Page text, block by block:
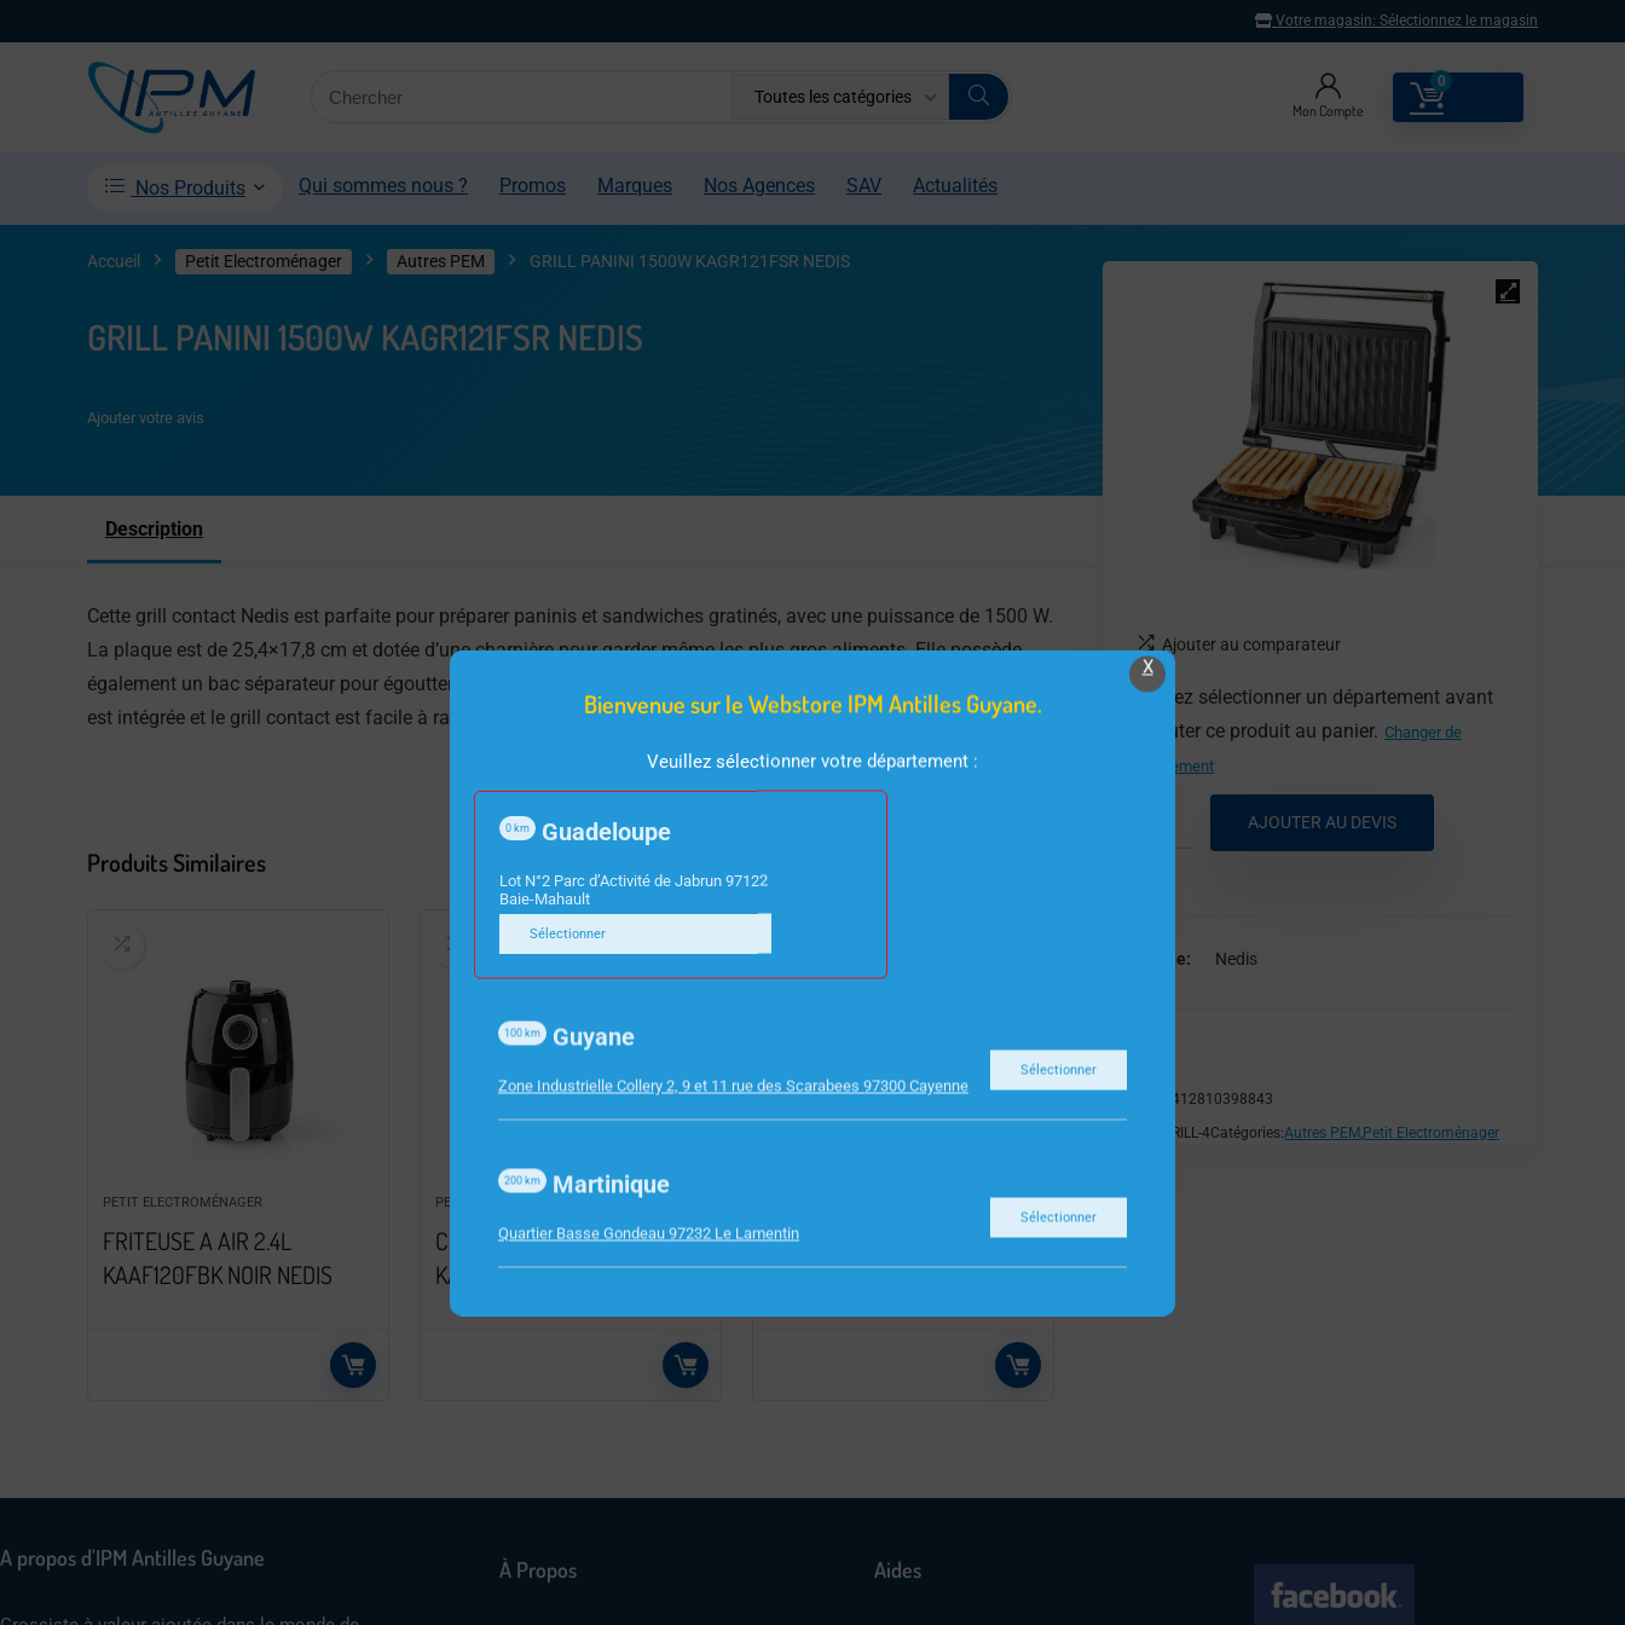
Votre magasin: Sélectionnez le magasin
Toutes les catégories
Mon Compte
0
Nos Produits Qui sommes nous ? Promos Marques Nos Agences SAV Actualités
Accueil Petit Electroménager Autres PEM GRILL PANINI 1500W KAGR121FSR NEDIS
GRILL PANINI 1500W KAGR121FSR NEDIS
Ajouter au comparateur
Veuillez sélectionner un département avant
d'ajouter ce produit au panier. Changer de
département
AJOUTER AU DEVIS
Marque Nedis
5412810398843
GRILL-4Catégories:Autres PEM Petit Electroménager
Ajouter votre avis
Description
Cette grill contact Nedis est parfaite pour préparer paninis et sandwiches gratinés, avec une puissance de 1500 W.
La plaque est de 25,4×17,8 cm et dotée d’une charnière pour garder même les plus gros aliments. Elle possède
également un bac séparateur pour égoutter l’excès de graisse et la surface est antiadhésive. La prise F (CEE 7/7)
est intégrée et le grill contact est facile à ranger grâce à la poignée cool touch et aux fonctions de verrouillage.
Produits Similaires
PETIT ELECTROMÉNAGER
FRITEUSE A AIR 2.4L
KAAF120FBK NOIR NEDIS
PETIT ELECTROMÉNAGER
CUISEUR RIZ 0.6 L 300W
KARC06WT NEDIS
CUISEUR RIZ 1.5L 500W
KARC115AL ALU NEDIS
A propos d'IPM Antilles Guyane À Propos Aides
X
Bienvenue sur le Webstore IPM Antilles Guyane.
Veuillez sélectionner votre département :
Guadeloupe
0 km
Lot N°2 Parc d’Activité de Jabrun 97122
Baie-Mahault
Sélectionner
Guyane
100 km
Zone Industrielle Collery 2, 9 et 11 rue des Scarabees 97300 Cayenne
Sélectionner
Martinique
200 km
Quartier Basse Gondeau 97232 Le Lamentin
Sélectionner